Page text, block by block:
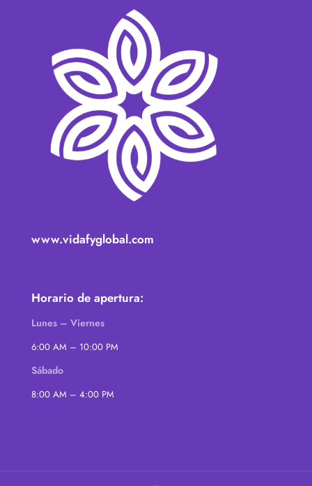
www.vidafyglobal.com
Horario de apertura:
Lunes – Viernes
6:00 AM – 10:00 PM
Sábado
8:00 AM – 4:00 PM